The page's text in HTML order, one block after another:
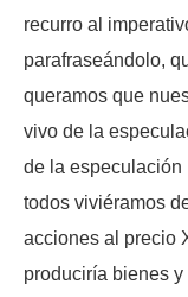
recurro al
parafraseándolo,
queramos que
vivo de la
de la especulación
todos viviéramos
acciones al precio
produciría bienes